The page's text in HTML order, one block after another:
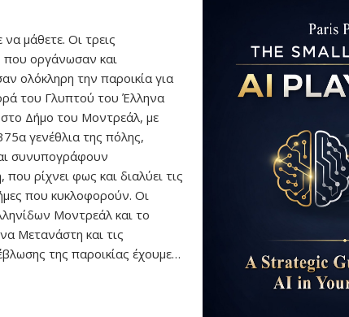
να μάθετε. Οι τρεις
που οργάνωσαν και
ολόκληρη την παροικία για
του Γλυπτού του Έλληνα
Δήμο του Μοντρεάλ, με
γενέθλια της πόλης,
συνυπογράφουν
ρίχνει φως και διαλύει τις
που κυκλοφορούν. Οι
Μοντρεάλ και το
Μετανάστη και τις
της παροικίας έχουμε…